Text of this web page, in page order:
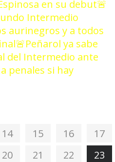
en su debut🚨
Intermedio
aurinegros y a todos
🚨Peñarol ya sabe
del Intermedio ante
penales si hay
14 15 16
17
20 21 22
23